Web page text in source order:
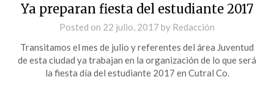
Ya preparan fiesta del estudiante 2017
Posted on 22 julio, 2017 by Redacción
Transitamos el mes de julio y referentes del área Juventud
de esta ciudad ya trabajan en la organización de lo que será
la fiesta día del estudiante 2017 en Cutral Co.